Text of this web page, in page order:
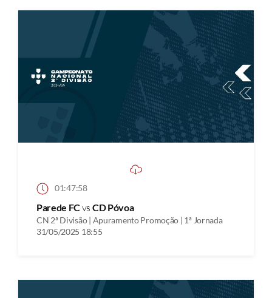
01:47:58
Parede FCvs CD Póvoa
CN 2ª Divisão | Apuramento Promoção | 1ª Jornada
31/05/2025 18:55